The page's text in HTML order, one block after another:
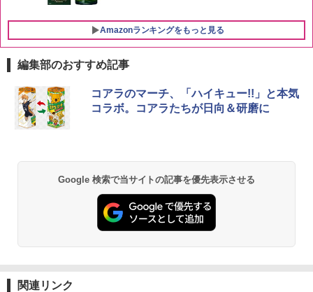
Amazonランキングをもっと見る
1
チキンラーメン どんぶり 85g×12個 日清
食品 インスタント カップ麺
【公式】ブタメン とんこつ味 35g×15個
| 業務用 夜食 カップラーメン ミニカップ
麺 小腹 インスタント アウトドアにも ロ
ーリングストック 大人買い おやつカン
パニー
1
[山善] スチームオーブンレンジ 25L 一人
暮らし 二人暮らし フラットテーブル ス
チーム調理 自動メニュー19種搭載 角皿
シャープ 過熱水蒸気 オーブンレンジ 26
L コンベクション 2段調理 ホワイト RE-
SS26B-W
編集部のおすすめ記事
コアラのマーチ、「ハイキュー!!」と本気
コラボ。コアラたちが日向＆研磨に
Google 検索で当サイトの記事を優先表示させる
関連リンク